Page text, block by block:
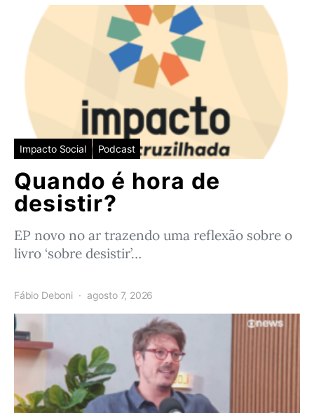
Impacto Social Podcast
Quando é hora de
desistir?
EP novo no ar trazendo uma reflexão sobre o
livro ‘sobre desistir’…
Fábio Deboni agosto 7, 2026